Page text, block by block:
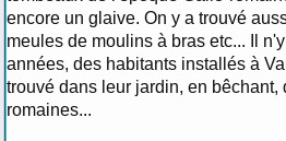
encore un glaive. On y a trouvé
meules de moulins à bras etc... Il
années, des habitants installés à
trouvé dans leur jardin, en
romaines...